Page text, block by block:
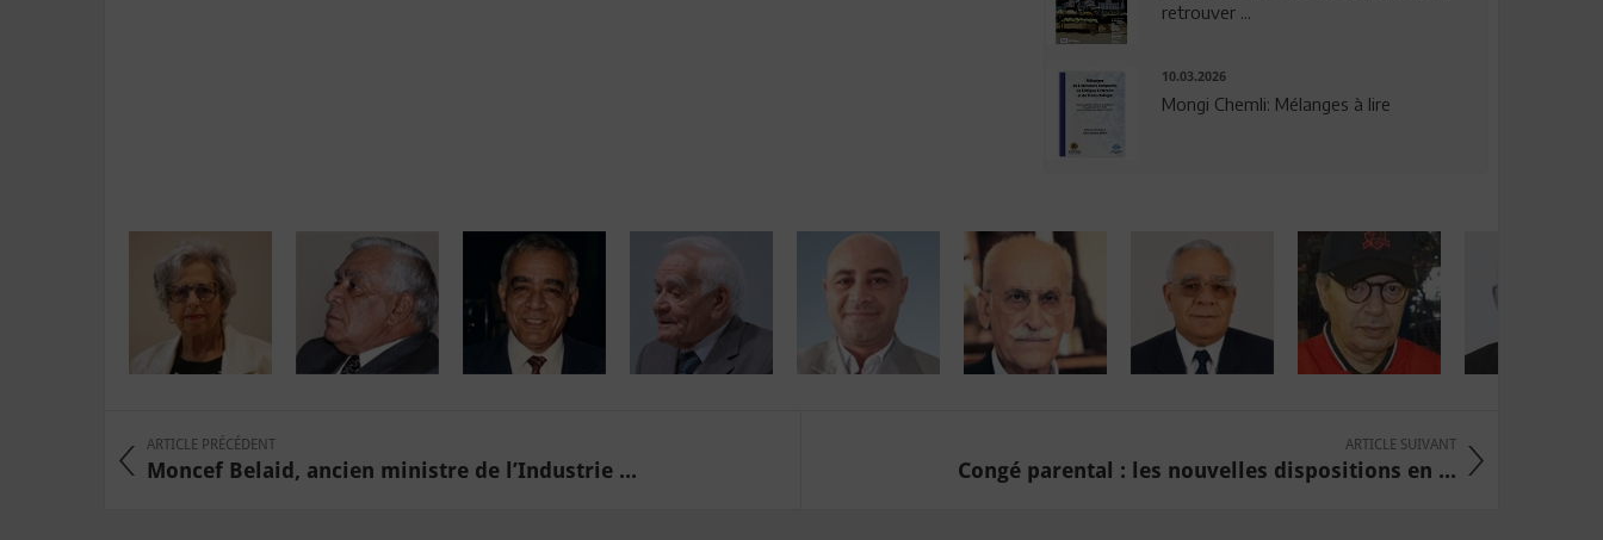
retrouver ...
10.03.2026
Mongi Chemli: Mélanges à lire
ARTICLE PRÉCÉDENT
Moncef Belaid, ancien ministre de l’Industrie ...
ARTICLE SUIVANT
Congé parental : les nouvelles dispositions en ...